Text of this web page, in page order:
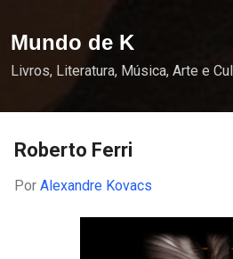
Mundo de K
Livros, Literatura, Música, Arte e
Roberto Ferri
Por Alexandre Kovacs